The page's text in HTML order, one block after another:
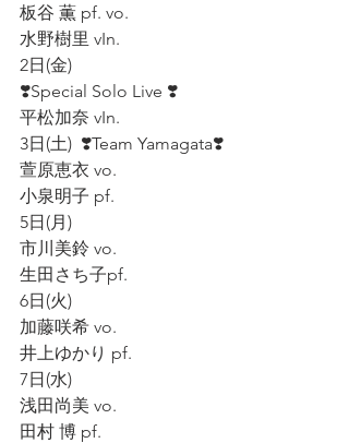
板谷 薫 pf. vo.
水野樹里 vIn.
2日(金)
❣️Special Solo Live ❣️
平松加奈 vIn.
3日(土)  ❣️Team Yamagata❣️
萱原恵衣 vo.
小泉明子 pf.
5日(月)
市川美鈴 vo.
生田さち子pf.
6日(火)
加藤咲希 vo.
井上ゆかり pf.
7日(水)
浅田尚美 vo.
田村 博 pf.